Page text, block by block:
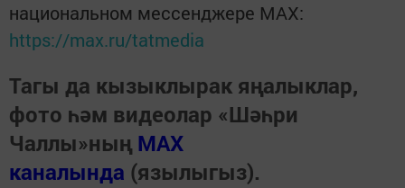
национальном мессенджере MАХ:
https://max.ru/tatmedia
Тагы да кызыклырак яңалыклар,
фото һәм видеолар «Шәһри
Чаллы»ның MAX
каналында (язылыгыз).